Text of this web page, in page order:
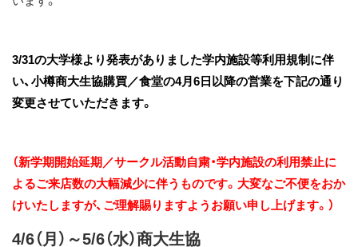
3/31の大学様より発表がありました学内施設等利用規制に伴
い、小樽商大生協購買／食堂の4月6日以降の営業を下記の通り
変更させていただきます。
（新学期開始延期／サークル活動自粛・学内施設の利用禁止に
よるご来店数の大幅減少に伴うものです。大変なご不便をおか
けいたしますが、ご理解賜りますようお願い申し上げます。）
4/6（月）～5/6（水）商大生協